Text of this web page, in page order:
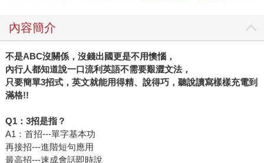
內容簡介
不是ABC沒關係，沒錢出國更是不用懊惱，
內行人都知道說一口流利英語不需要艱澀文法，
只要簡單3招式，英文就能用得精、說得巧，聽說讀寫樣樣充電到
滿格!!
Q1：3招是指？
A1：首招---單字基本功
再接招---進階短句應用
最高招---速成會話即時說